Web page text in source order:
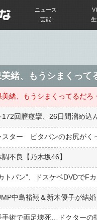
ニュース
芸能
美緒、もうシまくって
美緒、もうシまくってるだろ
172回膣痙攣、26日間溜め込
ター ピタパンのお尻がく
不良【乃木坂46】
中島裕翔＆新木優子が結婚
手術で両足壊死…ドクターの